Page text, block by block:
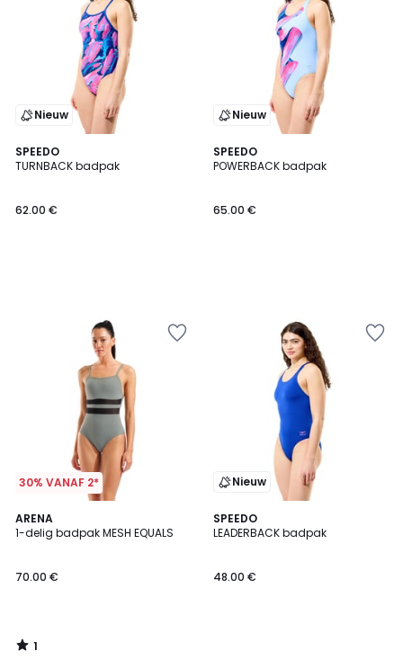
Nieuw
SPEEDO
TURNBACK badpak
62.00 €
Nieuw
SPEEDO
POWERBACK badpak
65.00 €
30% VANAF 2*
ARENA
1-delig badpak MESH EQUALS
70.00 €
1
/
1
/
Nieuw
SPEEDO
LEADERBACK badpak
48.00 €